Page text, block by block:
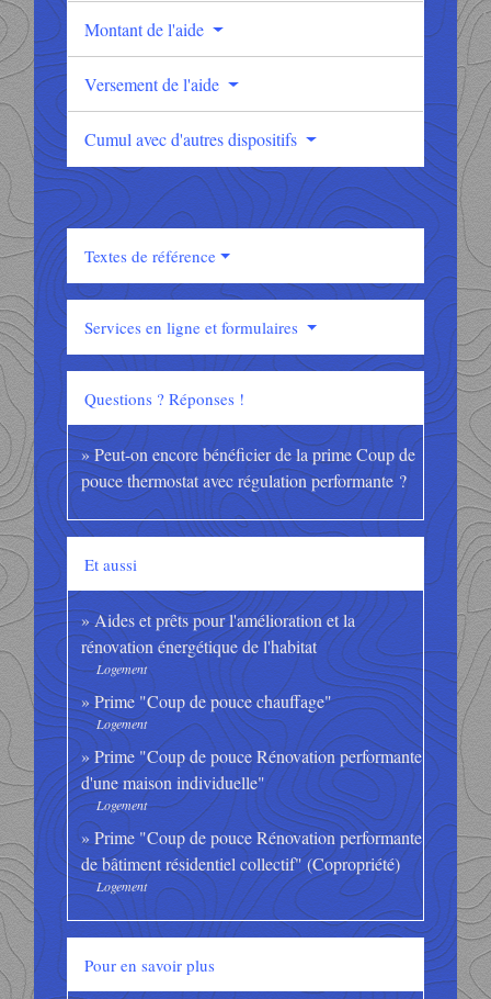
Montant de l'aide
Versement de l'aide
Cumul avec d'autres dispositifs
Textes de référence
Services en ligne et formulaires
Questions ? Réponses !
Peut-on encore bénéficier de la prime Coup de
pouce thermostat avec régulation performante ?
Et aussi
Aides et prêts pour l'amélioration et la
rénovation énergétique de l'habitat
Logement
Prime "Coup de pouce chauffage"
Logement
Prime "Coup de pouce Rénovation performante
d'une maison individuelle"
Logement
Prime "Coup de pouce Rénovation performante
de bâtiment résidentiel collectif" (Copropriété)
Logement
Pour en savoir plus